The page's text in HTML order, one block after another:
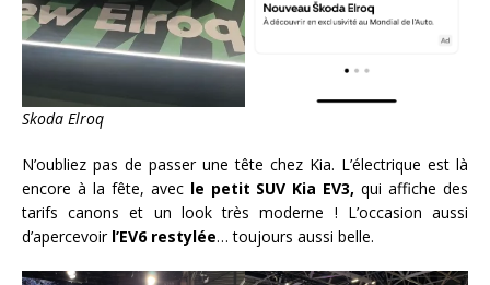
Skoda Elroq
N’oubliez pas de passer une tête chez Kia. L’électrique est là
encore à la fête, avec le petit SUV Kia EV3, qui affiche des
tarifs canons et un look très moderne ! L’occasion aussi
d’apercevoir l’EV6 restylée… toujours aussi belle.